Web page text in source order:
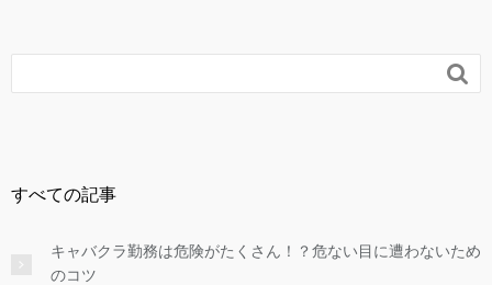

すべての記事
キャバクラ勤務は危険がたくさん！？危ない目に遭わないため
のコツ